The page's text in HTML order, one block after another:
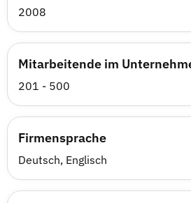
2008
Mitarbeitende im
201 - 500
Firmensprache
Deutsch, Englisch